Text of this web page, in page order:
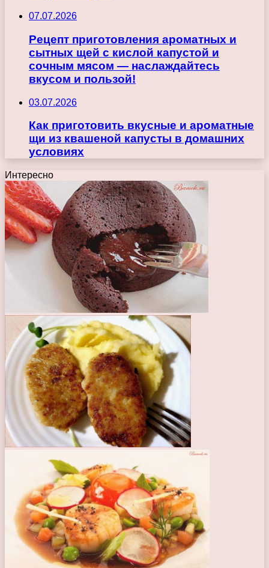
07.07.2026
Рецепт приготовления ароматных и
сытных щей с кислой капустой и
сочным мясом — наслаждайтесь
вкусом и пользой!
03.07.2026
Как приготовить вкусные и ароматные
щи из квашеной капусты в домашних
условиях
Интересно